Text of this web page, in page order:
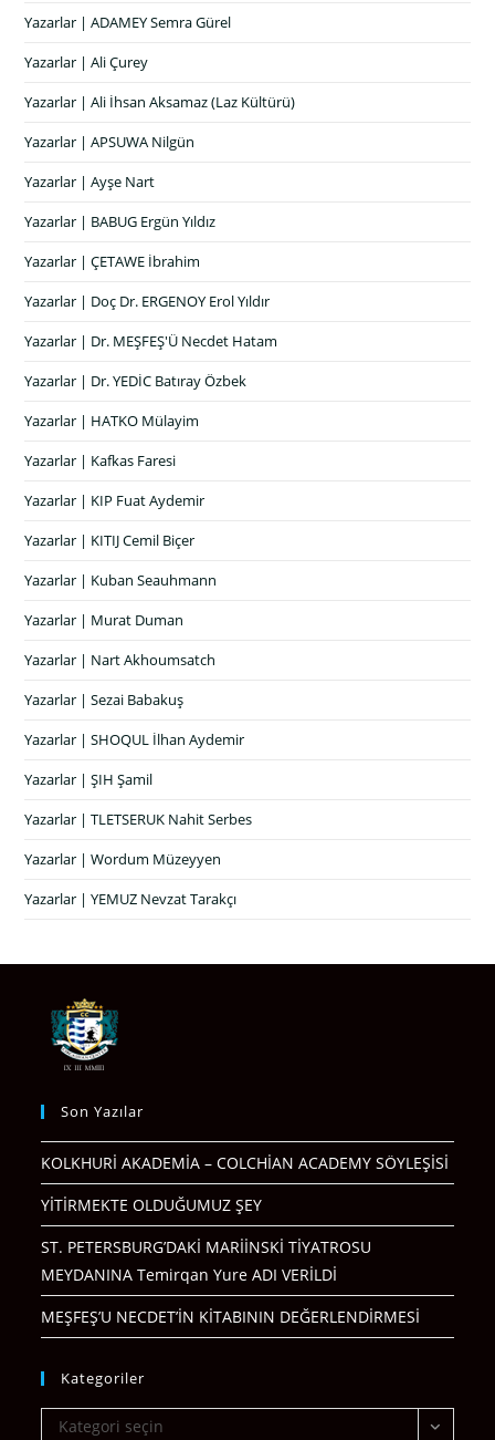
Yazarlar | ADAMEY Semra Gürel
Yazarlar | Ali Çurey
Yazarlar | Ali İhsan Aksamaz (Laz Kültürü)
Yazarlar | APSUWA Nilgün
Yazarlar | Ayşe Nart
Yazarlar | BABUG Ergün Yıldız
Yazarlar | ÇETAWE İbrahim
Yazarlar | Doç Dr. ERGENOY Erol Yıldır
Yazarlar | Dr. MEŞFEŞ'Ü Necdet Hatam
Yazarlar | Dr. YEDİC Batıray Özbek
Yazarlar | HATKO Mülayim
Yazarlar | Kafkas Faresi
Yazarlar | KIP Fuat Aydemir
Yazarlar | KITIJ Cemil Biçer
Yazarlar | Kuban Seauhmann
Yazarlar | Murat Duman
Yazarlar | Nart Akhoumsatch
Yazarlar | Sezai Babakuş
Yazarlar | SHOQUL İlhan Aydemir
Yazarlar | ŞIH Şamil
Yazarlar | TLETSERUK Nahit Serbes
Yazarlar | Wordum Müzeyyen
Yazarlar | YEMUZ Nevzat Tarakçı
Son Yazılar
KOLKHURİ AKADEMİA – COLCHİAN ACADEMY SÖYLEŞİSİ
YİTİRMEKTE OLDUĞUMUZ ŞEY
ST. PETERSBURG’DAKİ MARİİNSKİ TİYATROSU
MEYDANINA Temirqan Yure ADI VERİLDİ
MEŞFEŞ’U NECDET’İN KİTABININ DEĞERLENDİRMESİ
Kategoriler
Kategoriler
Kategori seçin